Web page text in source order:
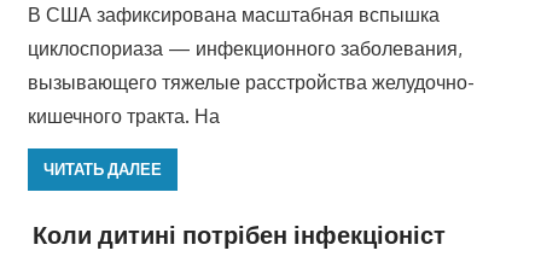
В США зафиксирована масштабная вспышка
циклоспориаза — инфекционного заболевания,
вызывающего тяжелые расстройства желудочно-
кишечного тракта. На
ЧИТАТЬ ДАЛЕЕ
Коли дитині потрібен інфекціоніст